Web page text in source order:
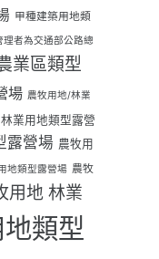
甲種建築用地類
理者為交通部公路總
業區類型
場 農牧用地/林業
業用地類型露營
露營場 農牧用
地類型露營場 農牧
用地 林業
類型